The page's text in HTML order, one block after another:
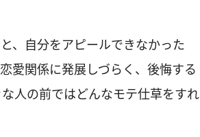
、自分をアピールできなかった
愛関係に発展しづらく、後悔する
人の前ではどんなモテ仕草をすれ